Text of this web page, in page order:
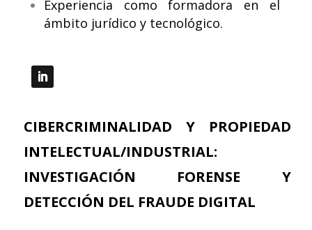
Experiencia como formadora en el
ámbito jurídico y tecnológico.
CIBERCRIMINALIDAD Y PROPIEDAD
INTELECTUAL/INDUSTRIAL:
INVESTIGACIÓN FORENSE Y
DETECCIÓN DEL FRAUDE DIGITAL